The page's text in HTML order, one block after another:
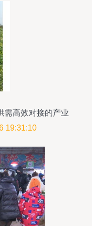
需高效对接的产业
19:31:10